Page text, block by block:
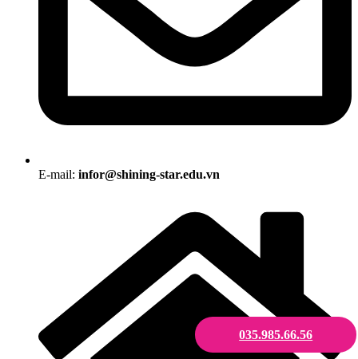
035.985.66.56
E-mail: infor@shining-star.edu.vn